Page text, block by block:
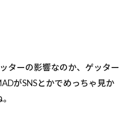
ターの影響なのか、ゲッター
がSNSとかでめっちゃ見か